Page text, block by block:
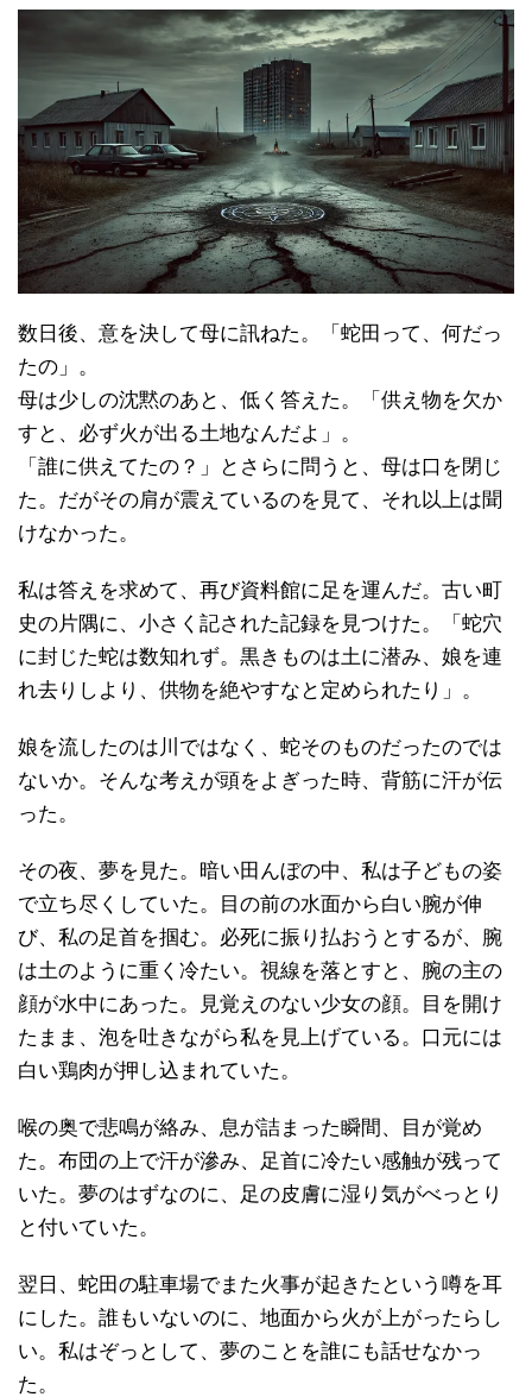
数日後、意を決して母に訊ねた。「蛇田って、何だっ
たの」。
母は少しの沈黙のあと、低く答えた。「供え物を欠か
すと、必ず火が出る土地なんだよ」。
「誰に供えてたの？」とさらに問うと、母は口を閉じ
た。だがその肩が震えているのを見て、それ以上は聞
けなかった。
私は答えを求めて、再び資料館に足を運んだ。古い町
史の片隅に、小さく記された記録を見つけた。「蛇穴
に封じた蛇は数知れず。黒きものは土に潜み、娘を連
れ去りしより、供物を絶やすなと定められたり」。
娘を流したのは川ではなく、蛇そのものだったのでは
ないか。そんな考えが頭をよぎった時、背筋に汗が伝
った。
その夜、夢を見た。暗い田んぼの中、私は子どもの姿
で立ち尽くしていた。目の前の水面から白い腕が伸
び、私の足首を掴む。必死に振り払おうとするが、腕
は土のように重く冷たい。視線を落とすと、腕の主の
顔が水中にあった。見覚えのない少女の顔。目を開け
たまま、泡を吐きながら私を見上げている。口元には
白い鶏肉が押し込まれていた。
喉の奥で悲鳴が絡み、息が詰まった瞬間、目が覚め
た。布団の上で汗が滲み、足首に冷たい感触が残って
いた。夢のはずなのに、足の皮膚に湿り気がべっとり
と付いていた。
翌日、蛇田の駐車場でまた火事が起きたという噂を耳
にした。誰もいないのに、地面から火が上がったらし
い。私はぞっとして、夢のことを誰にも話せなかっ
た。